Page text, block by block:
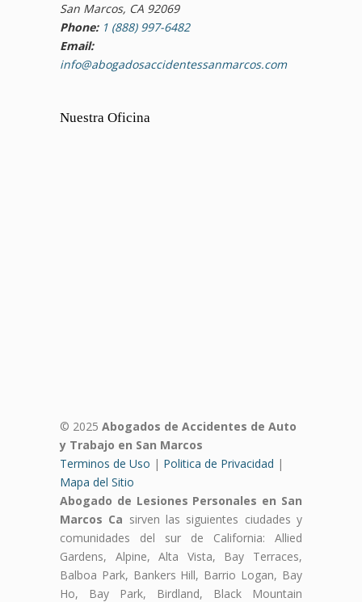
San Marcos, CA 92069
Phone: 1 (888) 997-6482
Email:
info@abogadosaccidentessanmarcos.com
Nuestra Oficina
© 2025 Abogados de Accidentes de Auto
y Trabajo en San Marcos
Terminos de Uso | Politica de Privacidad |
Mapa del Sitio
Abogado de Lesiones Personales en San
Marcos Ca sirven las siguientes ciudades y
comunidades del sur de California: Allied
Gardens, Alpine, Alta Vista, Bay Terraces,
Balboa Park, Bankers Hill, Barrio Logan, Bay
Ho, Bay Park, Birdland, Black Mountain